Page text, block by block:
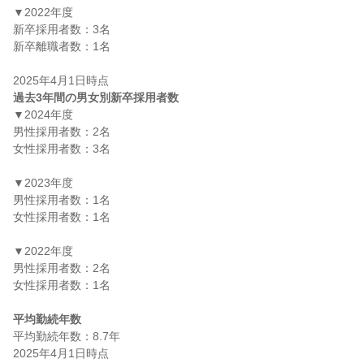
▼2022年度
新卒採用者数：3名
新卒離職者数：1名
過去3年間の男女別新卒採用者数
▼2024年度
男性採用者数：2名
女性採用者数：3名
▼2023年度
男性採用者数：1名
女性採用者数：1名
▼2022年度
男性採用者数：2名
女性採用者数：1名
平均勤続年数
平均勤続年数：8.7年